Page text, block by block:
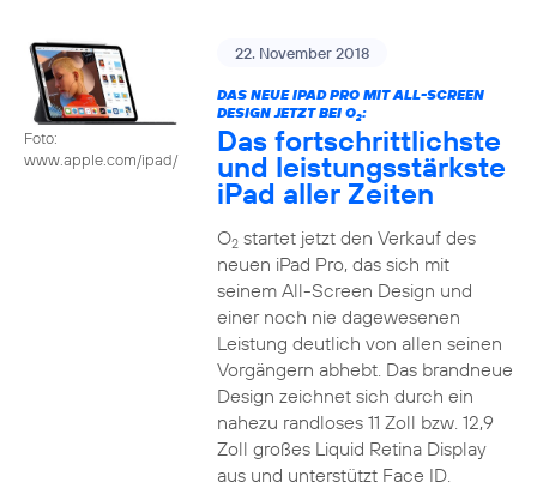
Foto:
www.apple.com/ipad/
22. November 2018
DAS NEUE IPAD PRO MIT ALL-SCREEN
DESIGN JETZT BEI O2:
Das fortschrittlichste
und leistungsstärkste
iPad aller Zeiten
O2startet jetzt den Verkauf des
neuen iPad Pro, das sich mit
seinem All-Screen Design und
einer noch nie dagewesenen
Leistung deutlich von allen seinen
Vorgängern abhebt. Das brandneue
Design zeichnet sich durch ein
nahezu randloses 11 Zoll bzw. 12,9
Zoll großes Liquid Retina Display
aus und unterstützt Face ID.